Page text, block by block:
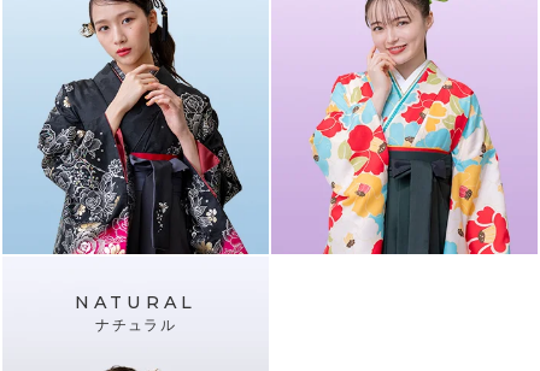
NATURAL
ナチュラル